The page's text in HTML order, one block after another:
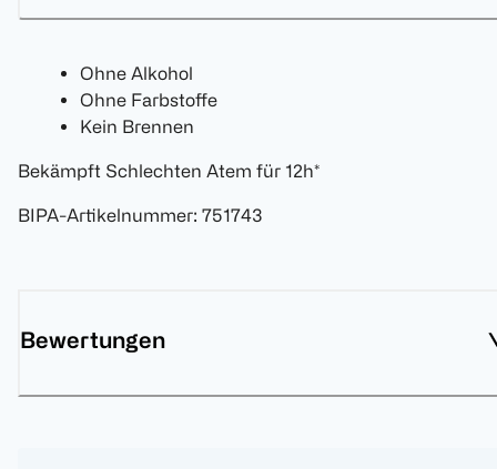
Ohne Alkohol
Ohne Farbstoffe
Kein Brennen
Bekämpft Schlechten Atem für 12h*
BIPA-Artikelnummer: 751743
Bewertungen